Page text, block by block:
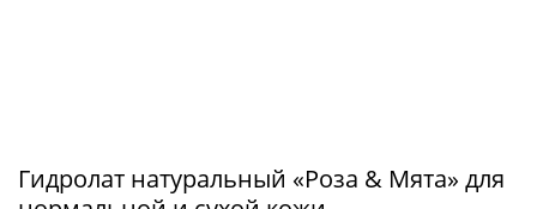
Гидролат натуральный «Роза & Мята» для